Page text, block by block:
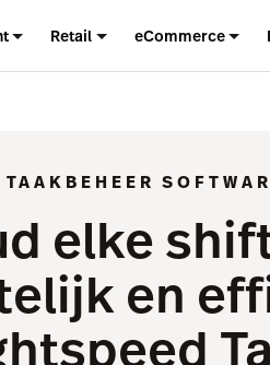
Retail eCommerce
elke
en